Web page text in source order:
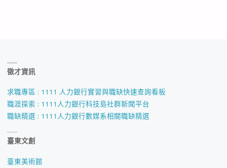
徵才資訊
求職專區 : 1111 人力銀行實習與職缺快速查詢看板
職涯探索 : 1111人力銀行科技島社群新聞平台
職缺精選 : 1111人力銀行數媒系相關職缺精選
臺東文創
臺東美術館